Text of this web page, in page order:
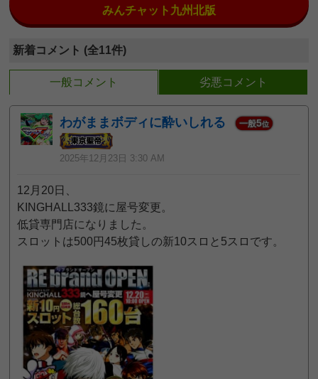
みんチャット九州北版
新着コメント (全11件)
一般コメント 劣悪コメント
わがままボディに酔いしれる 一般5位
2025年12月23日 3:30 AM
12月20日、
KINGHALL333鏡に屋号変更。
低貸専門店になりました。
スロットは500円45枚貸しの新10スロと5スロです。